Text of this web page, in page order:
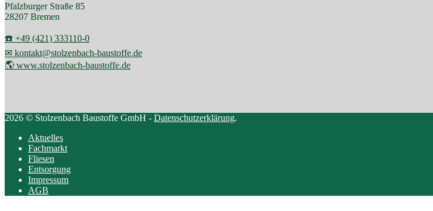
Pfalzburger Straße 85
28207 Bremen
☎️ +49 (421) 333110-0
✉ kontakt@stolzenbach-baustoffe.de
🌎 www.stolzenbach-baustoffe.de
2026 © Stolzenbach Baustoffe GmbH - Datenschutzerklärung.
Aktuelles
Fachmarkt
Fliesen
Entsorgung
Impressum
AGB